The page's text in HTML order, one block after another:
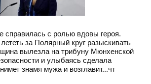
справилась с ролью вдовы героя.
за Полярный круг разыскивать
вылезла на трибуну Мюнхенской
и улыбаясь сделала
знамя мужа и возглавит...чт